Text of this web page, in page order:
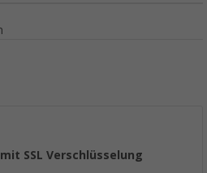
SSL Verschlüsselung